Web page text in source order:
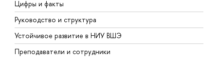
Цифры и факты
Руководство и структура
Устойчивое развитие в НИУ ВШЭ
Преподаватели и сотрудники